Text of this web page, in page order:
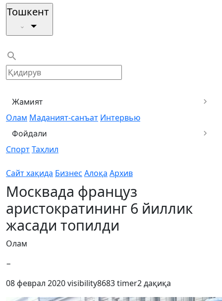
Тошкент
Жамият
Олам Маданият-санъат Интервью
Фойдали
СпортТаҳлил
Сайт хақида Бизнес Алоқа Архив
Москвада француз
аристократининг 6 йиллик
жасади топилди
Олам
−
08 феврал 2020visibility8683timer2 дақиқа